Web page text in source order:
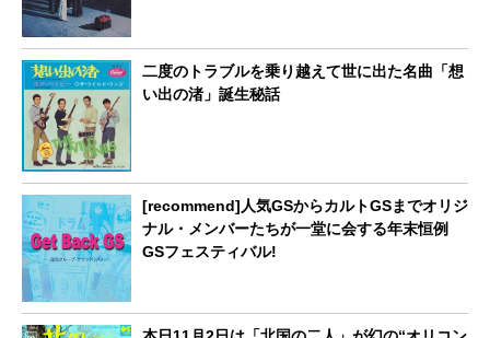
二度のトラブルを乗り越えて世に出た名曲「想
い出の渚」誕生秘話
[recommend]人気GSからカルトGSまでオリジ
ナル・メンバーたちが一堂に会する年末恒例
GSフェスティバル!